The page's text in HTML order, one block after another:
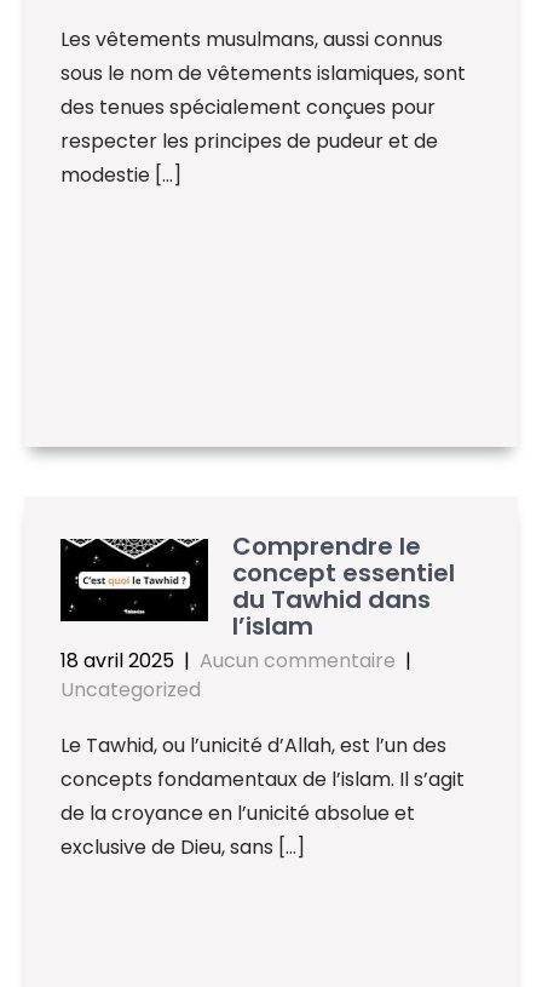
Les vêtements musulmans, aussi connus
sous le nom de vêtements islamiques, sont
des tenues spécialement conçues pour
respecter les principes de pudeur et de
modestie […]
Comprendre le
concept essentiel
du Tawhid dans
l’islam
18 avril 2025 | Aucun commentaire |
Uncategorized
Le Tawhid, ou l’unicité d’Allah, est l’un des
concepts fondamentaux de l’islam. Il s’agit
de la croyance en l’unicité absolue et
exclusive de Dieu, sans […]